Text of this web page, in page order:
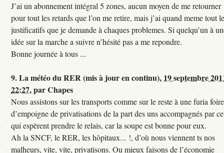
J’ai un abonnement intégral 5 zones, aucun moyen de me retourner
pour tout les retards que l’on me retire, mais j’ai quand meme tout
justificatifs que je demande à chaques problemes. Si quelqu’un à
idée sur la marche a suivre n’hésité pas a me repondre.
Bonne journée à tous ...
9.La météo du RER (mis à jour en continu), 19 septembre
22:27,parChapes
Nous assistons sur les transports comme sur le reste à une furia foire
d’empoigne de privatisations de la part des uns accompagnés par
qui espèrent prendre le relais, car la soupe est bonne pour eux.
Ah la SNCF, le RER, les hôpitaux... !, d’où nous viennent ts nos
malheurs, vite, vite, privatisons. Ou mieux faisons de l’économie